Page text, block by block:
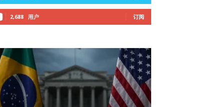
2,688 用户 订阅